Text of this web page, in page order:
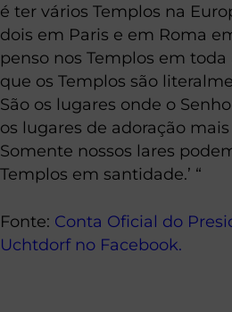
é ter vários Templos na
dois em Paris e em Roma
penso nos Templos em
que os Templos são
São os lugares onde o
os lugares de adoração mais
Somente nossos lares
Templos em santidade.’ “
Fonte: Conta Oficial do
Uchtdorf no Facebook.